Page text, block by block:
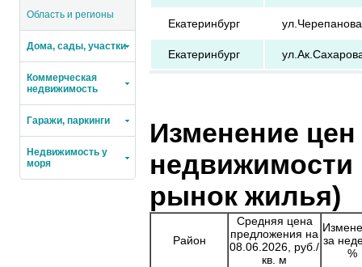
Область и регионы
Дома, сады, участки
Коммерческая
недвижимость
Гаражи, паркинги
Недвижимость у
моря
Екатеринбург
Екатеринбург
Изменение
недвижимости
рынок жилья)
Район
Средняя цена
предложения на
08.06.2026, руб./
кв. м
за
%